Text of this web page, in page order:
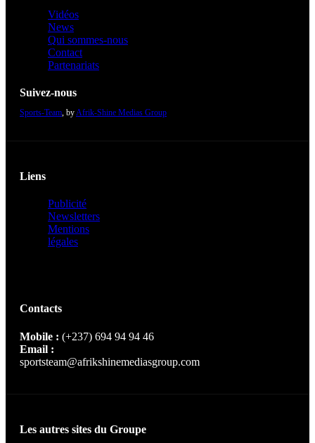
Vidéos
News
Qui sommes-nous
Contact
Partenariats
Suivez-nous
Sports-Team , by Afrik-Shine Medias Group
Liens
Publicité
Newsletters
Mentions
légales
Contacts
Mobile : (+237) 694 94 94 46
Email :
sportsteam@afrikshinemediasgroup.com
Les autres sites du Groupe